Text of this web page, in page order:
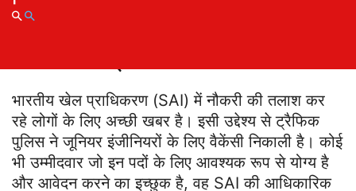
भारतीय खेल प्राधिकरण (SAI) में नौकरी की तलाश कर
रहे लोगों के लिए अच्छी खबर है। इसी उद्देश्य से ट्रैफिक
पुलिस ने जूनियर इंजीनियरों के लिए वैकेंसी निकाली है। कोई
भी उम्मीदवार जो इन पदों के लिए आवश्यक रूप से योग्य है
और आवेदन करने का इच्छुक है, वह SAI की आधिकारिक